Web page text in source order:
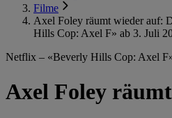
Filme
Axel Foley räumt wieder auf:
Hills Cop: Axel F» ab 3. Juli
Netflix – «Beverly Hills Cop: Axel
Axel Foley